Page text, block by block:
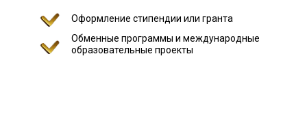
Оформление стипендии или гранта
Обменные программы и международные
образовательные проекты